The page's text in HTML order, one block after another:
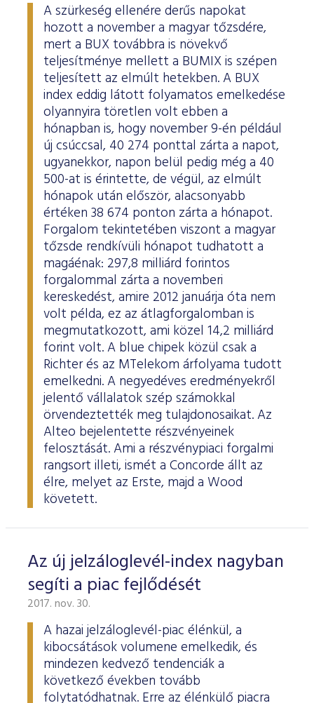
A szürkeség ellenére derűs napokat
hozott a november a magyar tőzsdére,
mert a BUX továbbra is növekvő
teljesítménye mellett a BUMIX is szépen
teljesített az elmúlt hetekben. A BUX
index eddig látott folyamatos emelkedése
olyannyira töretlen volt ebben a
hónapban is, hogy november 9-én például
új csúccsal, 40 274 ponttal zárta a napot,
ugyanekkor, napon belül pedig még a 40
500-at is érintette, de végül, az elmúlt
hónapok után először, alacsonyabb
értéken 38 674 ponton zárta a hónapot.
Forgalom tekintetében viszont a magyar
tőzsde rendkívüli hónapot tudhatott a
magáénak: 297,8 milliárd forintos
forgalommal zárta a novemberi
kereskedést, amire 2012 januárja óta nem
volt példa, ez az átlagforgalomban is
megmutatkozott, ami közel 14,2 milliárd
forint volt. A blue chipek közül csak a
Richter és az MTelekom árfolyama tudott
emelkedni. A negyedéves eredményekről
jelentő vállalatok szép számokkal
örvendeztették meg tulajdonosaikat. Az
Alteo bejelentette részvényeinek
felosztását. Ami a részvénypiaci forgalmi
rangsort illeti, ismét a Concorde állt az
élre, melyet az Erste, majd a Wood
követett.
Az új jelzáloglevél-index nagyban
segíti a piac fejlődését
2017. nov. 30.
A hazai jelzáloglevél-piac élénkül, a
kibocsátások volumene emelkedik, és
mindezen kedvező tendenciák a
következő években tovább
folytatódhatnak. Erre az élénkülő piacra